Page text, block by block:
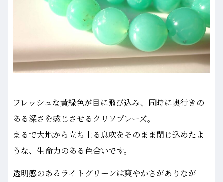
フレッシュな黄緑色が目に飛び込み、同時に奥行きの
ある深さを感じさせるクリソプレーズ。
まるで大地から立ち上る息吹をそのまま閉じ込めたよ
うな、生命力のある色合いです。
透明感のあるライトグリーンは爽やかさがありなが